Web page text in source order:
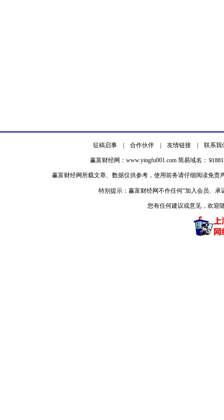
征稿启事 合作伙伴 友情链接 联系我
赢富财经网： www.yingfu001.com 简易域名：
赢富财经网所载文章、数据仅供参考，使用前务请仔细阅读免责
特别提示：赢富财经网不作任何“加入会员、
您有任何建议或意见，欢迎